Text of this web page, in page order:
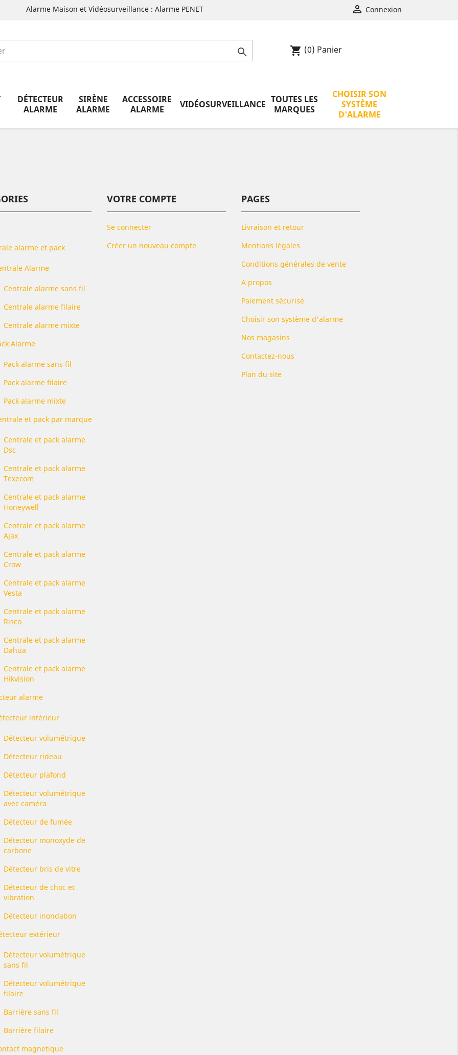
Alarme Maison et Vidéosurveillance : Alarme PENET  Connexion
 shopping_cart (0) Panier
DÉTECTEUR
ALARME
SIRÈNE
ALARME
ACCESSOIRE
ALARME
VIDÉOSURVEILLANCE TOUTES LES
MARQUES
CHOISIR SON
SYSTÈME
D'ALARME
alarme et pack
Alarme
Centrale alarme sans fil
Centrale alarme filaire
Centrale alarme mixte
Alarme
Pack alarme sans fil
Pack alarme filaire
Pack alarme mixte
et pack par marque
Centrale et pack alarme
Dsc
Centrale et pack alarme
Texecom
Centrale et pack alarme
Honeywell
Centrale et pack alarme
Ajax
Centrale et pack alarme
Crow
Centrale et pack alarme
Vesta
Centrale et pack alarme
Risco
Centrale et pack alarme
Dahua
Centrale et pack alarme
Hikvision
alarme
intérieur
Détecteur volumétrique
Détecteur rideau
Détecteur plafond
Détecteur volumétrique
avec caméra
Détecteur de fumée
Détecteur monoxyde de
carbone
Détecteur bris de vitre
Détecteur de choc et
vibration
Détecteur inondation
extérieur
Détecteur volumétrique
sans fil
Détecteur volumétrique
filaire
Barrière sans fil
Barrière filaire
magnetique
VOTRE COMPTE
Se connecter
Créer un nouveau compte
PAGES
Livraison et retour
Mentions légales
Conditions générales de vente
A propos
Paiement sécurisé
Choisir son système d'alarme
Nos magasins
Contactez-nous
Plan du site